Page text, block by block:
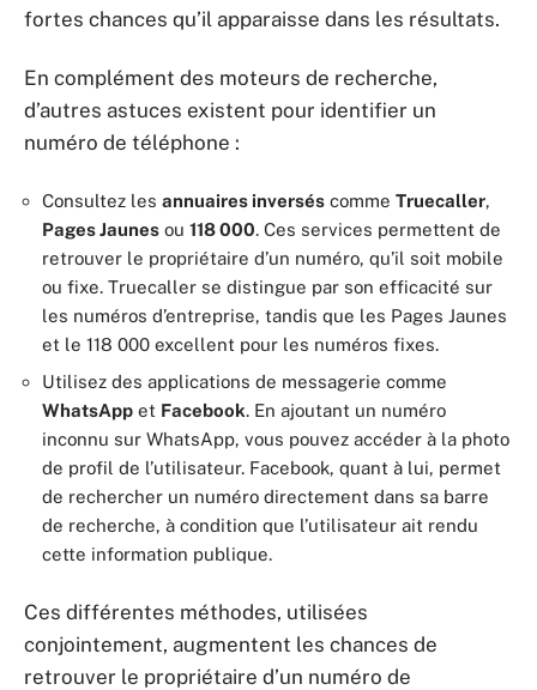
fortes chances qu’il apparaisse dans les résultats.
En complément des moteurs de recherche,
d’autres astuces existent pour identifier un
numéro de téléphone :
Consultez les annuaires inversés comme Truecaller,
Pages Jaunes ou 118 000. Ces services permettent de
retrouver le propriétaire d’un numéro, qu’il soit mobile
ou fixe. Truecaller se distingue par son efficacité sur
les numéros d’entreprise, tandis que les Pages Jaunes
et le 118 000 excellent pour les numéros fixes.
Utilisez des applications de messagerie comme
WhatsApp et Facebook. En ajoutant un numéro
inconnu sur WhatsApp, vous pouvez accéder à la photo
de profil de l’utilisateur. Facebook, quant à lui, permet
de rechercher un numéro directement dans sa barre
de recherche, à condition que l’utilisateur ait rendu
cette information publique.
Ces différentes méthodes, utilisées
conjointement, augmentent les chances de
retrouver le propriétaire d’un numéro de